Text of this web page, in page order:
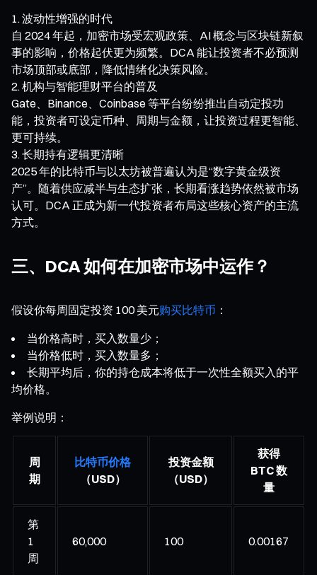
波动性增强的时代
自 2024 年起，加密市场受宏观政策、AI 概念与区块链新叙
事的影响，价格起伏更为频繁。DCA 能让投资者不必预测
市场顶部或底部，降低情绪化决策风险。
机构与智能理财平台的普及
Gate、Binance、Coinbase 等平台纷纷推出自动定投功
能，投资者可设定币种、周期与金额，让投资过程更智能、
更可持续。
长期持有逻辑更清晰
2025 年的比特币与以太坊被普遍认为是“数字黄金级资
产”。随着供应减半与生态扩张，长期看涨趋势依然被市场
认可。DCA 正成为新一代投资者布局这些核心资产的主流
方式。
三、DCA 如何在加密市场中运作？
假设你每周固定投资 100 美元购买比特币 ：
当价格高时，买入数量少；
当价格低时，买入数量多；
长期平均后，你的持仓成本将低于一次性全额买入的平
均价格。
举例说明：
周
期
比特币价格
（USD）
投资金额
（USD）
获得
BTC 数
量
第
1
周
60,000 100 0.00167